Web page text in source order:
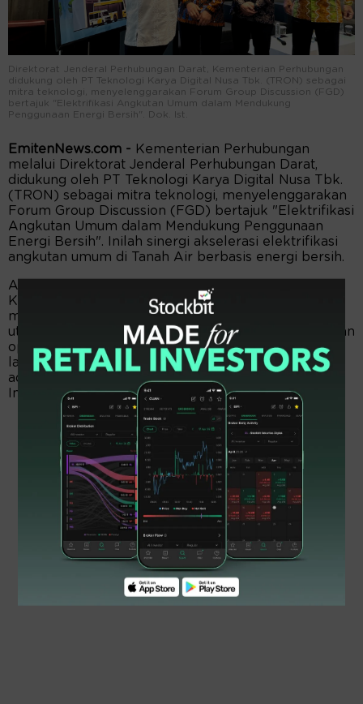
Direktorat Jenderal Perhubungan Darat, Kementerian Perhubungan
didukung oleh PT Teknologi Karya Digital Nusa Tbk. (TRON) sebagai
mitra teknologi, menyelenggarakan Forum Group Discussion (FGD)
bertajuk "Elektrifikasi Angkutan Umum dalam Mendukung
Penggunaan Energi Bersih". Dok. Ist.
EmitenNews.com - Kementerian Perhubungan
melalui Direktorat Jenderal Perhubungan Darat,
didukung oleh PT Teknologi Karya Digital Nusa Tbk.
(TRON) sebagai mitra teknologi, menyelenggarakan
Forum Group Discussion (FGD) bertajuk "Elektrifikasi
Angkutan Umum dalam Mendukung Penggunaan
Energi Bersih". Inilah sinergi akselerasi elektrifikasi
angkutan umum di Tanah Air berbasis energi bersih.
Acara yang digelar di Hotel Grand Mercure
Kemayoran, Jakarta, Rabu (24/9/2025) ini
mempertemukan para pemangku kepentingan
utama dari Pemerintah Pusat, Pemerintah Daerah dan
operator angkutan. Sasarannya merumuskan
langkah-langkah strategis dalam mempercepat
adopsi transportasi publik berbasis energi bersih di
Indonesia.